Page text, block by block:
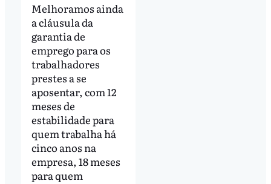
Melhoramos ainda
a cláusula da
garantia de
emprego para os
trabalhadores
prestes a se
aposentar, com 12
meses de
estabilidade para
quem trabalha há
cinco anos na
empresa, 18 meses
para quem